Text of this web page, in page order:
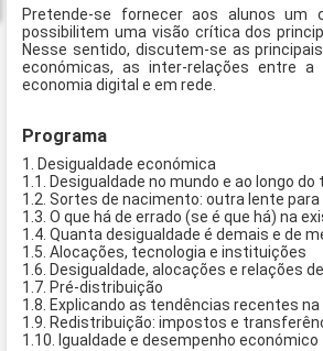
Pretende-se fornecer aos alunos
possibilitem uma visão crítica dos
Nesse sentido, discutem-se as
económicas, as inter-relações entre
economia digital e em rede.
Programa
1. Desigualdade económica
1.1. Desigualdade no mundo e ao longo do
1.2. Sortes de nacimento: outra lente
1.3. O que há de errado (se é que há) na
1.4. Quanta desigualdade é demais e de
1.5. Alocações, tecnologia e instituições
1.6. Desigualdade, alocações e relações
1.7. Pré-distribuição
1.8. Explicando as tendências recentes
1.9. Redistribuição: impostos e
1.10. Igualdade e desempenho económico